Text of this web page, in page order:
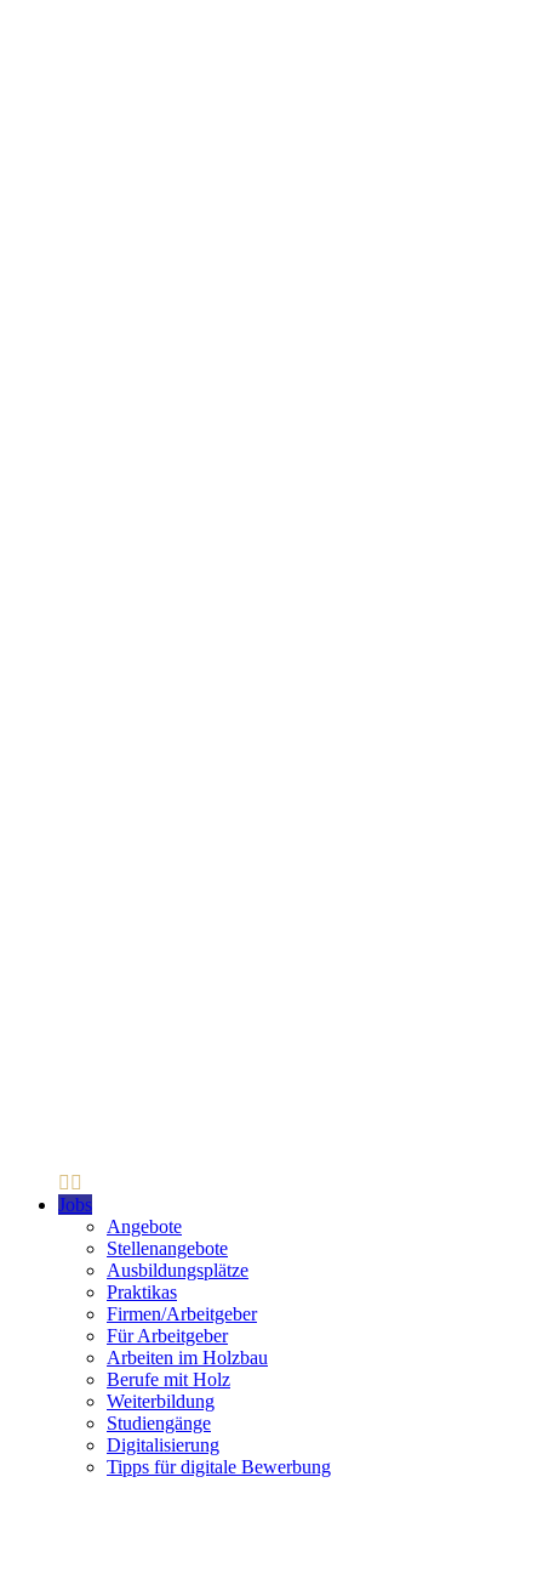
Jobs
Angebote
Stellenangebote
Ausbildungsplätze
Praktikas
Firmen/Arbeitgeber
Für Arbeitgeber
Arbeiten im Holzbau
Berufe mit Holz
Weiterbildung
Studiengänge
Digitalisierung
Tipps für digitale Bewerbung